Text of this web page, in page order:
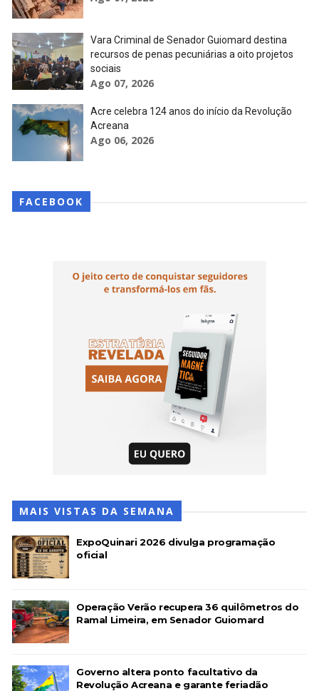
Vara Criminal de Senador Guiomard destina
recursos de penas pecuniárias a oito projetos
sociais
Ago 07, 2026
Acre celebra 124 anos do início da Revolução
Acreana
Ago 06, 2026
FACEBOOK
MAIS VISTAS DA SEMANA
ExpoQuinari 2026 divulga programação
oficial
Operação Verão recupera 36 quilômetros do
Ramal Limeira, em Senador Guiomard
Governo altera ponto facultativo da
Revolução Acreana e garante feriadão